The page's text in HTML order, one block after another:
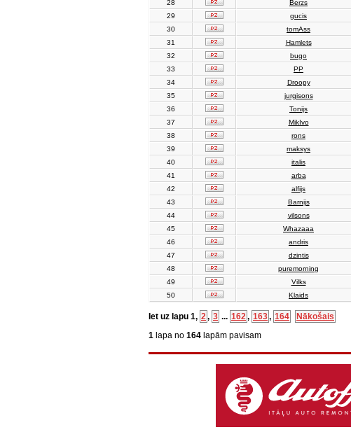
28
Berzs
29
gucis
30
tomAss
31
Hamlets
32
bugo
33
PP
34
Droopy
35
jurgisons
36
Tonijs
37
MikIvo
38
rons
39
maksys
40
italis
41
arba
42
alfijs
43
Barnijs
44
vilsons
45
Whazaaa
46
andris
47
dzintis
48
puremorning
49
Vilks
50
Klaids
Iet uz lapu 1, 2, 3 ... 162, 163, 164 Nākošais
1 lapa no 164 lapām pavisam